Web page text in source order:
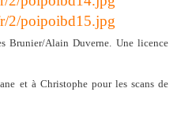
Brunier/Alain Duverne. Une licence
et à Christophe pour les scans de